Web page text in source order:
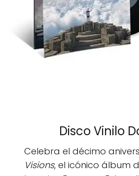
Disco Vinilo
Celebra el décimo
Visions, el icónico álbum